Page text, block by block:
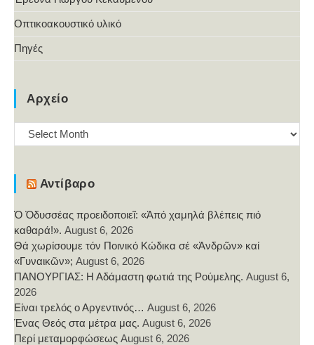
Οπτικοακουστικό υλικό
Πηγές
Αρχείο
Αρχείο
Αντίβαρο
Ὁ Ὀδυσσέας προειδοποιεῖ: «Ἀπό χαμηλά βλέπεις πιό
καθαρά!». August 6, 2026
Θά χωρίσουμε τόν Ποινικό Κώδικα σέ «Ἀνδρῶν» καί
«Γυναικῶν»; August 6, 2026
ΠΑΝΟΥΡΓΙΑΣ: Η Αδάμαστη φωτιά της Ρούμελης. August 6,
2026
Είναι τρελός ο Αργεντινός… August 6, 2026
Ένας Θεός στα μέτρα μας. August 6, 2026
Περί μεταμορφώσεως August 6, 2026